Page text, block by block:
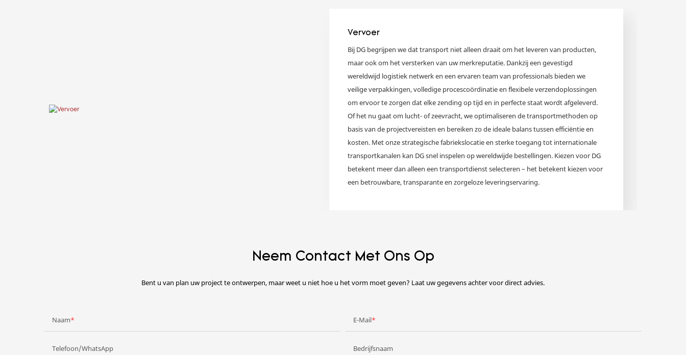
Vervoer
Bij DG begrijpen we dat transport niet alleen draait om het leveren van producten,
maar ook om het versterken van uw merkreputatie. Dankzij een gevestigd
wereldwijd logistiek netwerk en een ervaren team van professionals bieden we
veilige verpakkingen, volledige procescoördinatie en flexibele verzendoplossingen
om ervoor te zorgen dat elke zending op tijd en in perfecte staat wordt afgeleverd.
Of het nu gaat om lucht- of zeevracht, we optimaliseren de transportmethoden op
basis van de projectvereisten en bereiken zo de ideale balans tussen efficiëntie en
kosten. Met onze strategische fabriekslocatie en sterke toegang tot internationale
transportkanalen kan DG snel inspelen op wereldwijde bestellingen. Kiezen voor DG
betekent meer dan alleen een transportdienst selecteren – het betekent kiezen voor
een betrouwbare, transparante en zorgeloze leveringservaring.
Neem Contact Met Ons Op
Bent u van plan uw project te ontwerpen, maar weet u niet hoe u het vorm moet geven? Laat uw gegevens achter voor direct advies.
Naam E-Mail
Telefoon/WhatsApp Bedrijfsnaam